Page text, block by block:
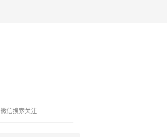
微信搜索关注